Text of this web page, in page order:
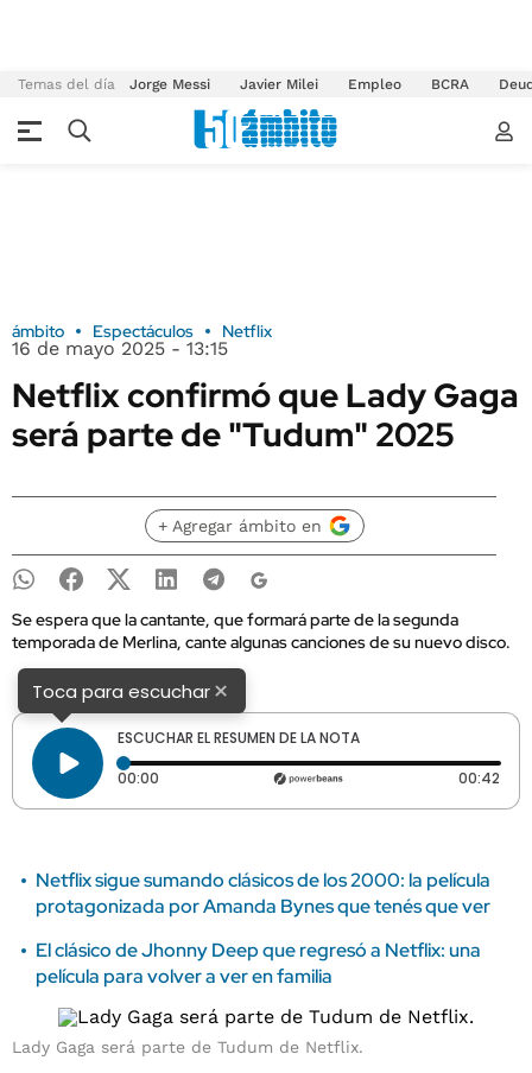
Temas del día Jorge Messi Javier Milei Empleo BCRA
ámbito Espectáculos Netflix
16 de mayo 2025 - 13:15
Netflix confirmó que Lady Gaga
será parte de "Tudum" 2025
+ Agregar ámbito en
Se espera que la cantante, que formará parte de la segunda
temporada de Merlina, cante algunas canciones de su nuevo disco.
Toca para escuchar×
ESCUCHAR EL RESUMEN DE LA NOTA
00:00 Tiempo transcurrido: 0 segundos 00:42
Netflix sigue sumando clásicos de los 2000: la película
protagonizada por Amanda Bynes que tenés que ver
El clásico de Jhonny Deep que regresó a Netflix: una
película para volver a ver en familia
Lady Gaga será parte de Tudum de Netflix.